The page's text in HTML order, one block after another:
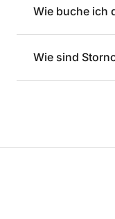
Wie buche ich
Wie sind